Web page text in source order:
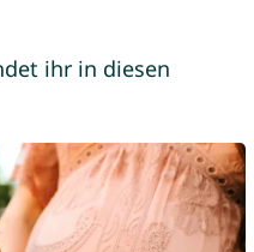
ihr in diesen